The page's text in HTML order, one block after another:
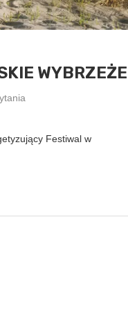
WYBRZEŻE
Festiwal w